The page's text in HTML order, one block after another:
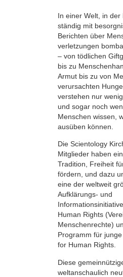
In einer Welt, in der
ständig mit
Berichten über
verletzungen
– von tödlichen
bis zu
Armut bis zu von
verursachten
verstehen nur
und sogar noch
Menschen wissen,
ausüben können.
Die Scientology
Mitglieder haben
Tradition, Freiheit
fördern, und dazu
eine der weltweit
Aufklärungs- und
Human Rights
Menschenrechte)
Programm für
for Human Rights.
Diese
weltanschaulich